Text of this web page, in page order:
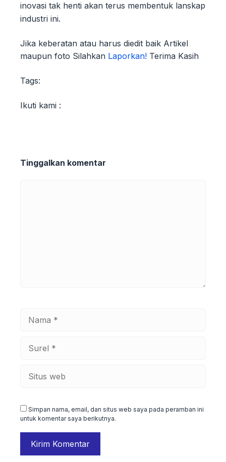
inovasi tak henti akan terus membentuk lanskap
industri ini.
Jika keberatan atau harus diedit baik Artikel
maupun foto Silahkan Laporkan! Terima Kasih
Tags:
Ikuti kami :
Tinggalkan komentar
Simpan nama, email, dan situs web saya pada peramban ini
untuk komentar saya berikutnya.